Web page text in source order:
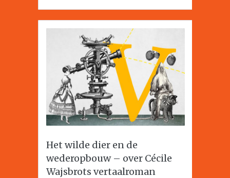
Het wilde dier en de
wederopbouw – over Cécile
Wajsbrots vertaalroman